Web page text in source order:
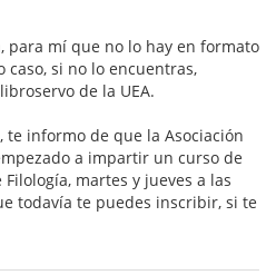
para mí que no lo hay en formato
caso, si no lo encuentras,
de la UEA.
te informo de que la Asociación
a impartir un curso de
martes y jueves a las
todavía te puedes inscribir, si te